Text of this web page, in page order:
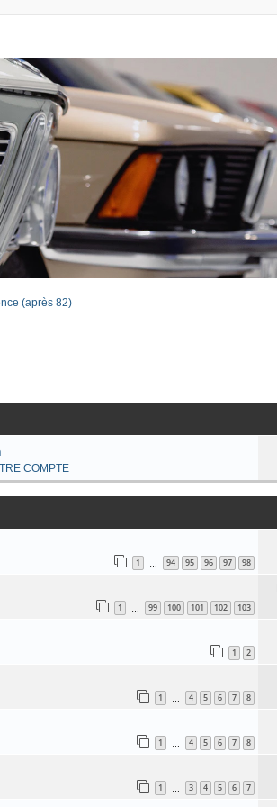
(après 82)
COMPTE
1 … 94 95 96 97 98
1 … 99 100 101 102 103
1 2
1 … 4 5 6 7 8
1 … 4 5 6 7 8
1 … 3 4 5 6 7